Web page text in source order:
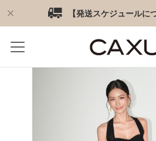
【発送スケジュールに